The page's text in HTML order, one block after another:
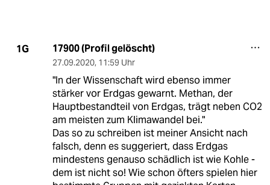
1G 17900 (Profil gelöscht)
27.09.2020, 11:59 Uhr
"In der Wissenschaft wird ebenso immer
stärker vor Erdgas gewarnt. Methan, der
Hauptbestandteil von Erdgas, trägt neben CO2
am meisten zum Klimawandel bei."
Das so zu schreiben ist meiner Ansicht nach
falsch, denn es suggeriert, dass Erdgas
mindestens genauso schädlich ist wie Kohle -
dem ist nicht so! Wie schon öfters spielen hier